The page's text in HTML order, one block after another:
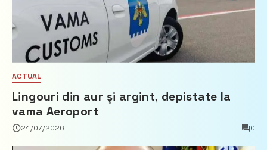
ACTUAL
Lingouri din aur și argint, depistate la
vama Aeroport
24/07/2026 0